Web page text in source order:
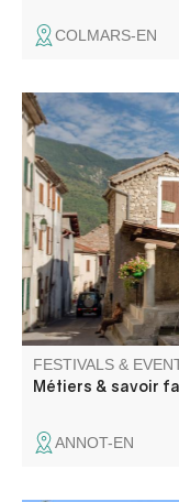
COLMARS-EN
Perched at an
valley, Annot is a
yesteryear.
FESTIVALS &
Métiers & savoir
ANNOT-EN